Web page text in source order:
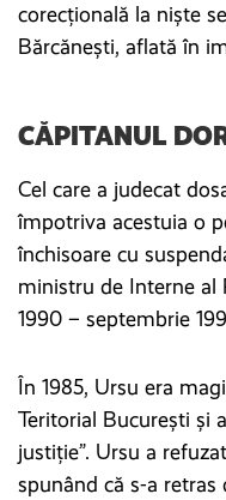
corecțională la niște
Bărcănești, aflată în
CĂPITANUL
Cel care a judecat
împotriva acestuia o
închisoare cu
ministru de Interne al
1990 – septembrie
În 1985, Ursu era
Teritorial București și
justiție”. Ursu a
spunând că s-a